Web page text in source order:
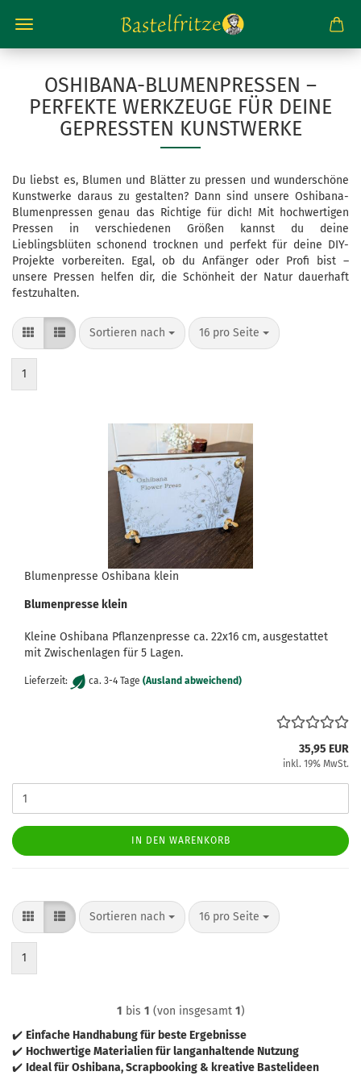
OSHIBANA-BLUMENPRESSEN –
PERFEKTE WERKZEUGE FÜR DEINE
GEPRESSTEN KUNSTWERKE
Du liebst es, Blumen und Blätter zu pressen und wunderschöne
Kunstwerke daraus zu gestalten? Dann sind unsere Oshibana-
Blumenpressen genau das Richtige für dich! Mit hochwertigen
Pressen in verschiedenen Größen kannst du deine
Lieblingsblüten schonend trocknen und perfekt für deine DIY-
Projekte vorbereiten. Egal, ob du Anfänger oder Profi bist –
unsere Pressen helfen dir, die Schönheit der Natur dauerhaft
festzuhalten.
Sortieren nach
Sortieren nach 16 pro Seite
pro Seite
1
Blumenpresse Oshibana klein
Blumenpresse klein
Kleine Oshibana Pflanzenpresse ca. 22x16 cm, ausgestattet
mit Zwischenlagen für 5 Lagen.
Lieferzeit: ca. 3-4 Tage (Ausland abweichend)
35,95 EUR
inkl. 19% MwSt.
IN DEN WARENKORB
Sortieren nach
Sortieren nach 16 pro Seite
pro Seite
1
1 bis 1 (von insgesamt 1)
✔️ Einfache Handhabung für beste Ergebnisse
✔️ Hochwertige Materialien für langanhaltende Nutzung
✔️ Ideal für Oshibana, Scrapbooking & kreative Bastelideen